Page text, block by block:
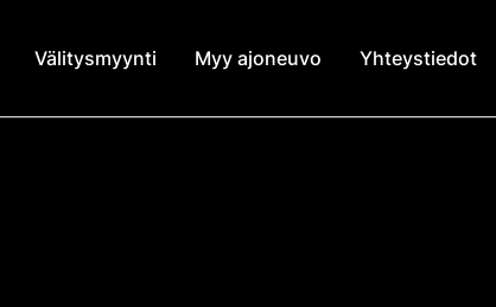
Välitysmyynti Myy ajoneuvo Yhteystiedot